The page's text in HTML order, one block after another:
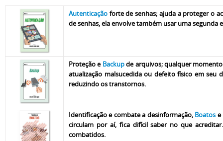
Autenticação forte de senhas; ajuda a proteger o
de senhas, ela envolve também usar uma segunda
Proteção e Backupde arquivos; qualquer momento
atualização malsucedida ou defeito físico em seu
reduzindo os transtornos.
Identificação e combate a desinformação, Boatos e
circulam por aí, fica difícil saber no que
combatidos.